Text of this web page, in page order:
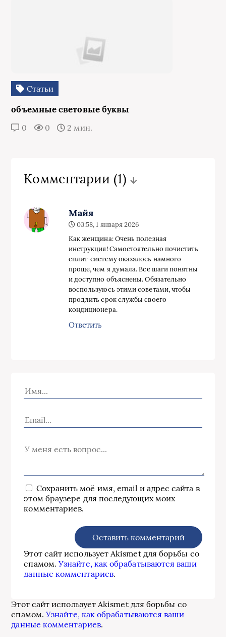
Статьи
объемные световые буквы
0 0 2 мин.
Комментарии (1)
Майя
03:58, 1 января 2026
Как женщина: Очень полезная
инструкция! Самостоятельно почистить
сплит-систему оказалось намного
проще, чем я думала. Все шаги понятны
и доступно объяснены. Обязательно
воспользуюсь этими советами, чтобы
продлить срок службы своего
кондиционера.
Ответить
Сохранить моё имя, email и адрес сайта в
этом браузере для последующих моих
комментариев.
Этот сайт использует Akismet для борьбы со
спамом.Узнайте, как обрабатываются ваши
данные комментариев.
Этот сайт использует Akismet для борьбы со
спамом.Узнайте, как обрабатываются ваши
данные комментариев.